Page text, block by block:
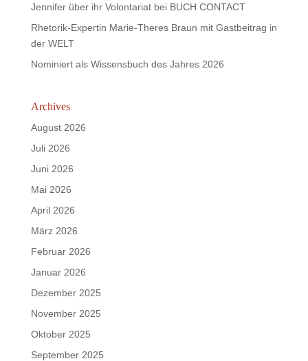
Jennifer über ihr Volontariat bei BUCH CONTACT
Rhetorik-Expertin Marie-Theres Braun mit Gastbeitrag in
der WELT
Nominiert als Wissensbuch des Jahres 2026
Archives
August 2026
Juli 2026
Juni 2026
Mai 2026
April 2026
März 2026
Februar 2026
Januar 2026
Dezember 2025
November 2025
Oktober 2025
September 2025